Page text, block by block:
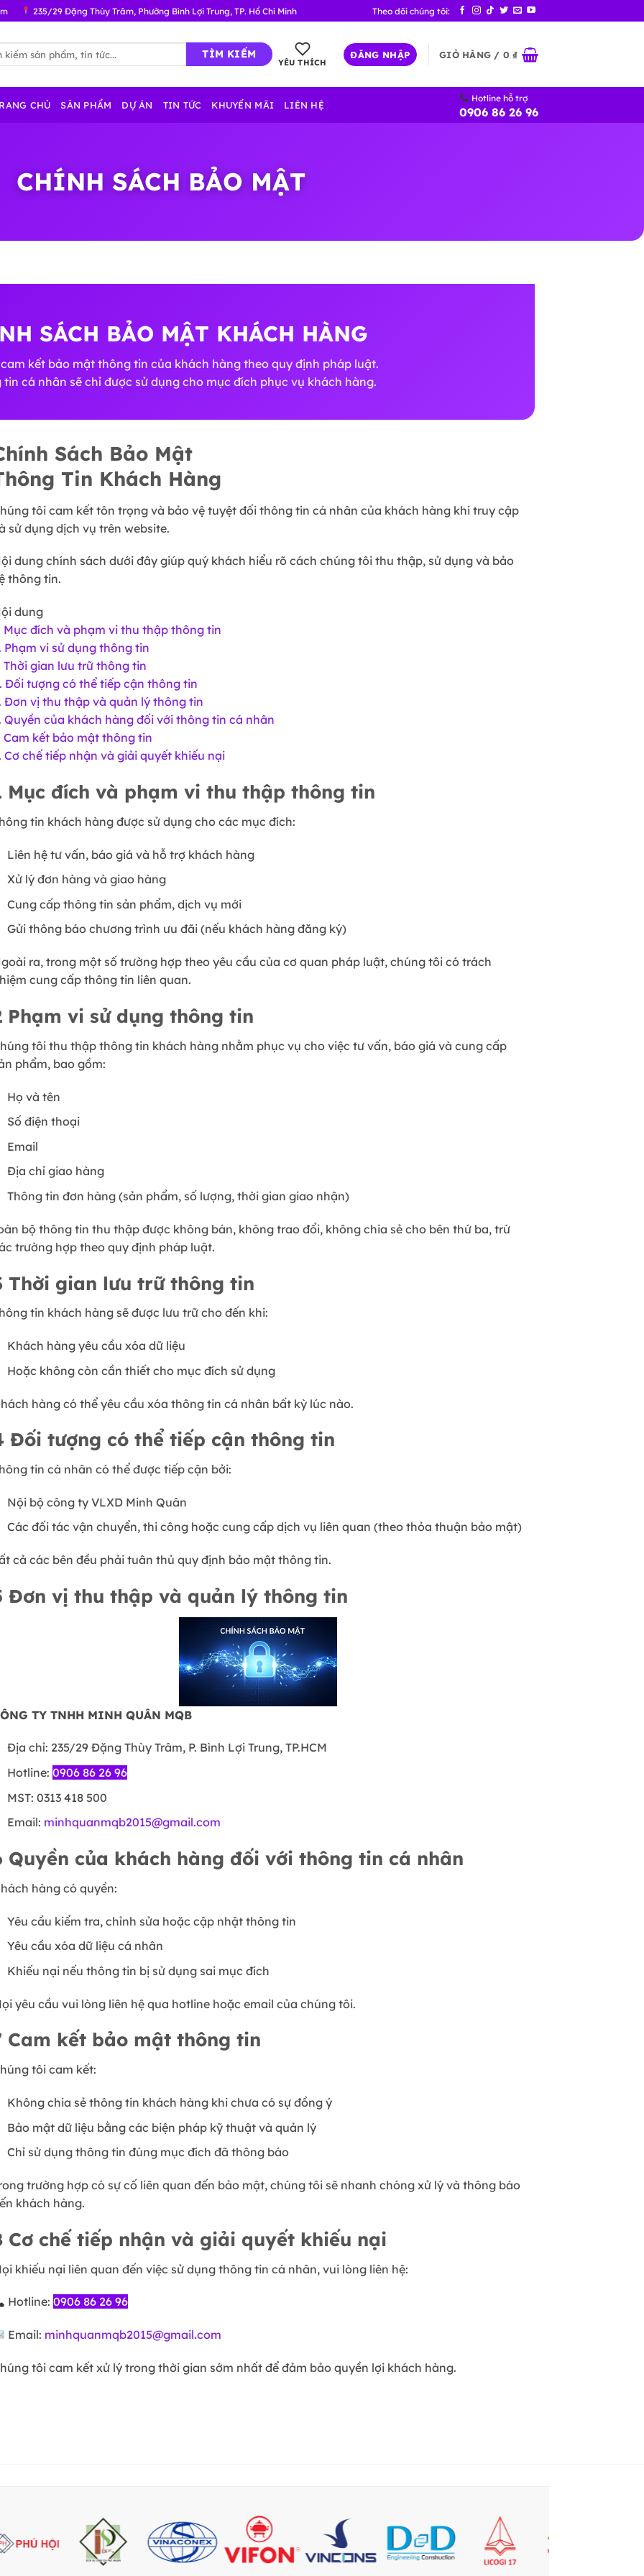
235/29 Đặng Thùy Trâm, Phường Bình Lợi Trung, TP. Hồ Chí Minh
YÊU THÍCH
ĐĂNG NHẬP GIỎ HÀNG / 0₫
CHỦ SẢN PHẨM DỰ ÁN TIN TỨC KHUYẾN MÃI LIÊN HỆ
Hotline hỗ trợ
0906 86 26 96
CHÍNH SÁCH BẢO MẬT
SÁCH BẢO MẬT KHÁCH HÀNG
kết bảo mật thông tin của khách hàng theo quy định pháp luật.
tin cá nhân sẽ chỉ được sử dụng cho mục đích phục vụ khách hàng.
Sách Bảo Mật
Tin Khách Hàng
tôi cam kết tôn trọng và bảo vệ tuyệt đối thông tin cá nhân của khách hàng khi truy cập
sử dụng dịch vụ trên website.
dung chính sách dưới đây giúp quý khách hiểu rõ cách chúng tôi thu thập, sử dụng và bảo
thông tin.
dung
Mục đích và phạm vi thu thập thông tin
Phạm vi sử dụng thông tin
Thời gian lưu trữ thông tin
Đối tượng có thể tiếp cận thông tin
Đơn vị thu thập và quản lý thông tin
Quyền của khách hàng đối với thông tin cá nhân
Cam kết bảo mật thông tin
Cơ chế tiếp nhận và giải quyết khiếu nại
Mục đích và phạm vi thu thập thông tin
tin khách hàng được sử dụng cho các mục đích:
Liên hệ tư vấn, báo giá và hỗ trợ khách hàng
Xử lý đơn hàng và giao hàng
Cung cấp thông tin sản phẩm, dịch vụ mới
Gửi thông báo chương trình ưu đãi (nếu khách hàng đăng ký)
ra, trong một số trường hợp theo yêu cầu của cơ quan pháp luật, chúng tôi có trách
cung cấp thông tin liên quan.
Phạm vi sử dụng thông tin
tôi thu thập thông tin khách hàng nhằm phục vụ cho việc tư vấn, báo giá và cung cấp
phẩm, bao gồm:
Họ và tên
Số điện thoại
Email
Địa chỉ giao hàng
Thông tin đơn hàng (sản phẩm, số lượng, thời gian giao nhận)
bộ thông tin thu thập được không bán, không trao đổi, không chia sẻ cho bên thứ ba, trừ
trường hợp theo quy định pháp luật.
Thời gian lưu trữ thông tin
tin khách hàng sẽ được lưu trữ cho đến khi:
Khách hàng yêu cầu xóa dữ liệu
Hoặc không còn cần thiết cho mục đích sử dụng
hàng có thể yêu cầu xóa thông tin cá nhân bất kỳ lúc nào.
Đối tượng có thể tiếp cận thông tin
tin cá nhân có thể được tiếp cận bởi:
Nội bộ công ty VLXD Minh Quân
Các đối tác vận chuyển, thi công hoặc cung cấp dịch vụ liên quan (theo thỏa thuận bảo mật)
cả các bên đều phải tuân thủ quy định bảo mật thông tin.
Đơn vị thu thập và quản lý thông tin
TY TNHH MINH QUÂN MQB
Địa chỉ: 235/29 Đặng Thùy Trâm, P. Bình Lợi Trung, TP.HCM
Hotline: 0906 86 26 96
MST: 0313 418 500
Email: minhquanmqb2015@gmail.com
Quyền của khách hàng đối với thông tin cá nhân
hàng có quyền:
Yêu cầu kiểm tra, chỉnh sửa hoặc cập nhật thông tin
Yêu cầu xóa dữ liệu cá nhân
Khiếu nại nếu thông tin bị sử dụng sai mục đích
yêu cầu vui lòng liên hệ qua hotline hoặc email của chúng tôi.
Cam kết bảo mật thông tin
tôi cam kết:
Không chia sẻ thông tin khách hàng khi chưa có sự đồng ý
Bảo mật dữ liệu bằng các biện pháp kỹ thuật và quản lý
Chỉ sử dụng thông tin đúng mục đích đã thông báo
trường hợp có sự cố liên quan đến bảo mật, chúng tôi sẽ nhanh chóng xử lý và thông báo
khách hàng.
Cơ chế tiếp nhận và giải quyết khiếu nại
khiếu nại liên quan đến việc sử dụng thông tin cá nhân, vui lòng liên hệ:
Hotline:0906 86 26 96
Email: minhquanmqb2015@gmail.com
tôi cam kết xử lý trong thời gian sớm nhất để đảm bảo quyền lợi khách hàng.